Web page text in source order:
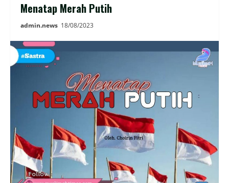
Menatap Merah Putih
admin.news 18/08/2023